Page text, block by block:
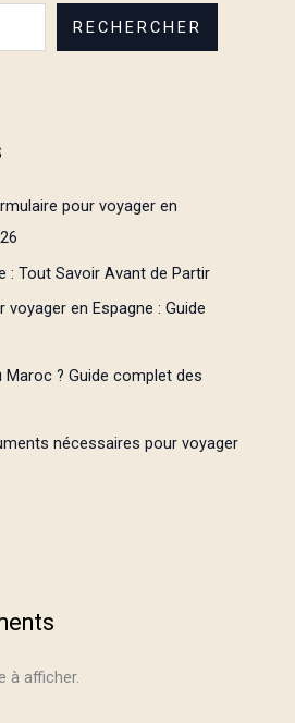
RECHERCHER
pour voyager en
: Tout Savoir Avant de Partir
en Espagne : Guide
Maroc ? Guide complet des
nécessaires pour voyager
à afficher.